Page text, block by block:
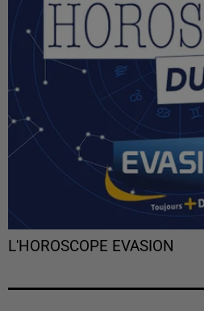
L'HOROSCOPE EVASION